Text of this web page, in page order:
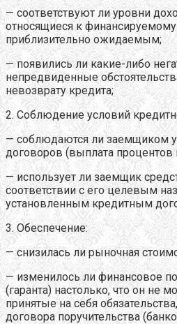
— соответствуют ли уровни
относящиеся к финансируемому
приблизительно ожидаемым;
— появились ли какие-либо
непредвиденные
невозврату кредита;
2. Соблюдение условий
— соблюдаются ли заемщиком
договоров (выплата процентов
— использует ли заемщик
соответствии с его целевым
установленным кредитным
3. Обеспечение:
— снизилась ли рыночная
— изменилось ли финансовое
(гаранта) настолько, что он не
принятые на себя
договора поручительства